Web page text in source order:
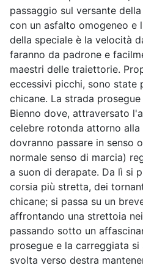
passaggio sul versante
con un asfalto omogeneo e
della speciale è la velocità
faranno da padrone e
maestri delle traiettorie.
eccessivi picchi, sono state
chicane. La strada
Bienno dove, attraversato
celebre rotonda attorno
dovranno passare in senso
normale senso di marcia)
a suon di derapate. Da lì si
corsia più stretta, dei
chicane; si passa su un
affrontando una strettoia
passando sotto un
prosegue e la carreggiata
svolta verso destra